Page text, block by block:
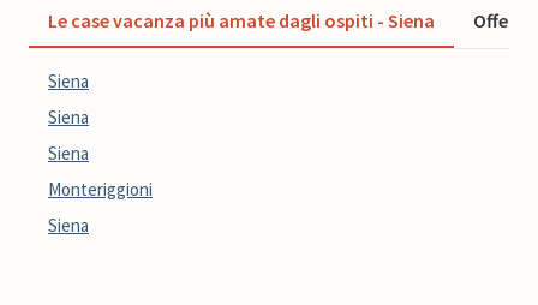
Le case vacanza più amate dagli ospiti - Siena Offerte
Siena
Siena
Siena
Monteriggioni
Siena